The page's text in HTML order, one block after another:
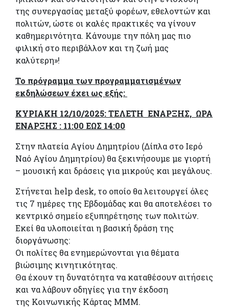
της συνεργασίας μεταξύ φορέων, εθελοντών και
πολιτών, ώστε οι καλές πρακτικές να γίνουν
καθημερινότητα. Κάνουμε την πόλη μας πιο
φιλική στο περιβάλλον και τη ζωή μας
καλύτερη»!
Το πρόγραμμα των προγραμματισμένων
εκδηλώσεων έχει ως εξής:
ΚΥΡΙΑΚΗ 12/10/2025: ΤΕΛΕΤΗ ΕΝΑΡΞΗΣ, ΩΡΑ
ΕΝΑΡΞΗΣ : 11:00 ΕΩΣ 14:00
Στην πλατεία Αγίου Δημητρίου (Δίπλα στο Ιερό
Ναό Αγίου Δημητρίου) θα ξεκινήσουμε με γιορτή
– μουσική και δράσεις για μικρούς και μεγάλους.
Στήνεται help desk, το οποίο θα λειτουργεί όλες
τις 7 ημέρες της Εβδομάδας και θα αποτελέσει το
κεντρικό σημείο εξυπηρέτησης των πολιτών.
Εκεί θα υλοποιείται η βασική δράση της
διοργάνωσης:
Οι πολίτες θα ενημερώνονται για θέματα
βιώσιμης κινητικότητας.
Θα έχουν τη δυνατότητα να καταθέσουν αιτήσεις
και να λάβουν οδηγίες για την έκδοση
της Κοινωνικής Κάρτας ΜΜΜ.